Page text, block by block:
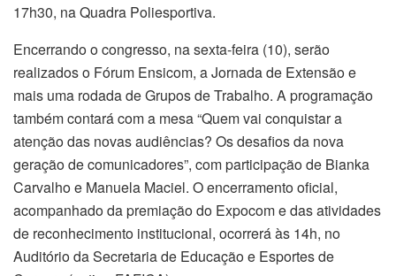
17h30, na Quadra Poliesportiva.
Encerrando o congresso, na sexta-feira (10), serão
realizados o Fórum Ensicom, a Jornada de Extensão e
mais uma rodada de Grupos de Trabalho. A programação
também contará com a mesa “Quem vai conquistar a
atenção das novas audiências? Os desafios da nova
geração de comunicadores”, com participação de Bianka
Carvalho e Manuela Maciel. O encerramento oficial,
acompanhado da premiação do Expocom e das atividades
de reconhecimento institucional, ocorrerá às 14h, no
Auditório da Secretaria de Educação e Esportes de